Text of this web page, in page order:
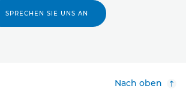
SPRECHEN SIE UNS AN
Nach oben